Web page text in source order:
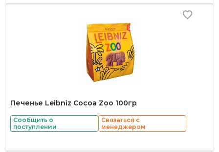
Печенье Leibniz Cocoa Zoo 100гр
Сообщить о
поступлении
Связаться с
менеджером